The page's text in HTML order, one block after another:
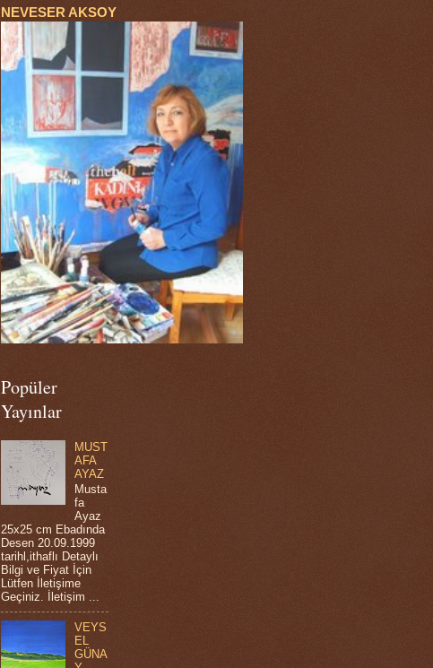
NEVESER AKSOY
Popüler
Yayınlar
MUST
AFA
AYAZ
Musta
fa
Ayaz
25x25 cm Ebadında
Desen 20.09.1999
tarihl,ithaflı Detaylı
Bilgi ve Fiyat İçin
Lütfen İletişime
Geçiniz. İletişim ...
VEYS
EL
GÜNA